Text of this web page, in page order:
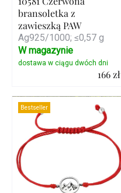
bransoletka z
zawieszką PAW
Ag925/1000; ≤0,57 g
166 zł
Szczegóły
W magazynie
Bestseller